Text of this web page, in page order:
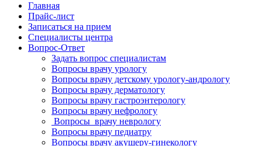
Главная
Прайс-лист
Записаться на прием
Специалисты центра
Вопрос-Ответ
Задать вопрос специалистам
Вопросы врачу урологу
Вопросы врачу детскому урологу-андрологу
Вопросы врачу дерматологу
Вопросы врачу гастроэнтерологу
Вопросы врачу нефрологу
Вопросы врачу неврологу
Вопросы врачу педиатру
Вопросы врачу акушеру-гинекологу